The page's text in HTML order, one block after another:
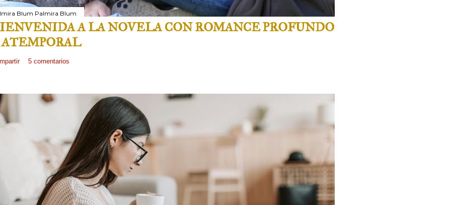
Blum Palmira Blum
A LA NOVELA CON ROMANCE PROFUNDO
ATEMPORAL
5 comentarios